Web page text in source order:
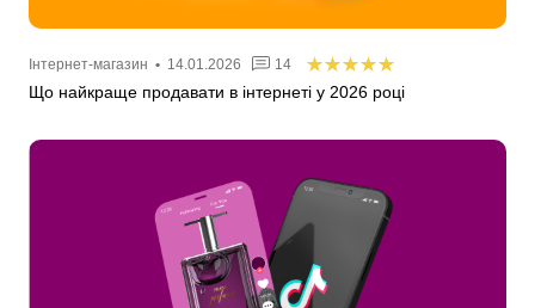
Інтернет-магазин • 14.01.2026 14
Що найкраще продавати в інтернеті у 2026 році